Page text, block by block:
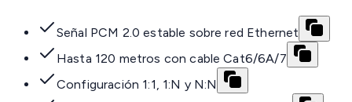
Señal PCM 2.0 estable sobre red Ethernet
Hasta 120 metros con cable Cat6/6A/7
Configuración 1:1, 1:N y N:N